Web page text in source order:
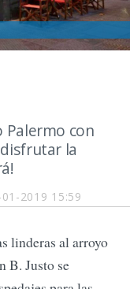
2019 15:59
Palermo con
la
linderas al arroyo
B. Justo se